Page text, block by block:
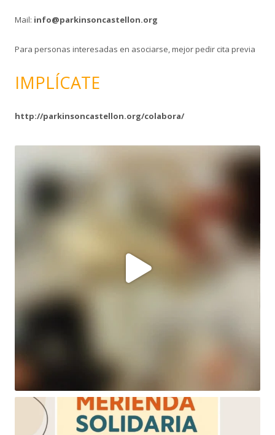
Mail: info@parkinsoncastellon.org
Para personas interesadas en asociarse, mejor pedir cita previa
IMPLÍCATE
http://parkinsoncastellon.org/colabora/